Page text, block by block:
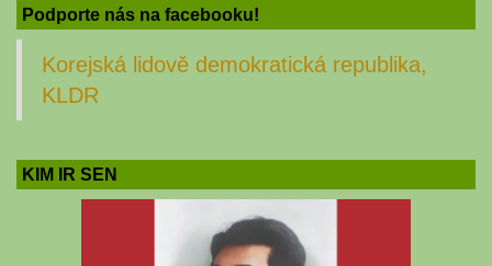
Podporte nás na facebooku!
Korejská lidově demokratická republika,
KLDR
KIM IR SEN